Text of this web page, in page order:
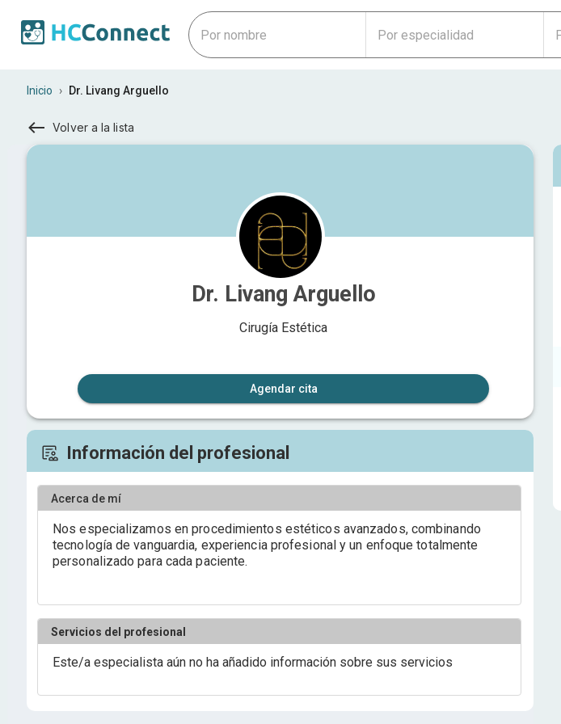
Inicio › Dr. Livang Arguello
Volver a la lista
Dr. Livang Arguello
Cirugía Estética
Agendar cita
Información del profesional
Acerca de mí
Nos especializamos en procedimientos estéticos avanzados, combinando
tecnología de vanguardia, experiencia profesional y un enfoque totalmente
personalizado para cada paciente.
Servicios del profesional
Este/a especialista aún no ha añadido información sobre sus servicios